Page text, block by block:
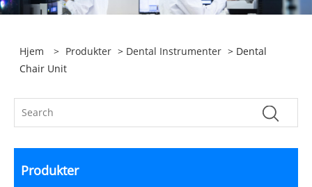
Hjem > Produkter > Dental Instrumenter > Dental
Chair Unit
Produkter